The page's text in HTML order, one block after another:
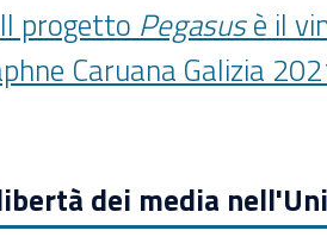
Il progetto Pegasusè il
Caruana Galizia
dei media